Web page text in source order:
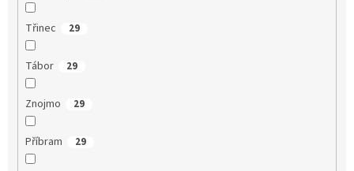
Třinec 29
Tábor 29
Znojmo 29
Příbram 29